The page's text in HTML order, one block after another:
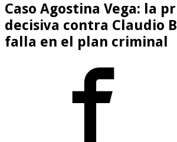
Caso Agostina Vega: la
decisiva contra Claudio
falla en el plan criminal